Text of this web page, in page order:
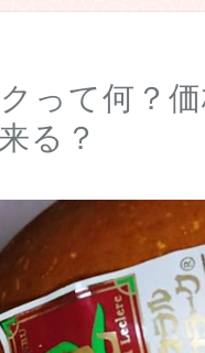
って何？
る？